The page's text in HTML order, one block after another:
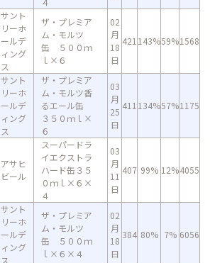
サント
リーホ
ールデ
ィング
ス
ザ・プレミア
ム・モルツ
缶 ５００ｍ
ｌ×６
02
月
18
日
421 143%59%1568
サント
リーホ
ールデ
ィング
ス
ザ・プレミア
ム・モルツ香
るエール缶
３５０ｍｌ×
６
03
月
25
日
411 134%57%1175
アサヒ
ビール
スーパードラ
イエクストラ
ハード缶３５
０ｍｌ×６×
４
03
月
11
日
407 99% 12%4055
サント
リーホ
ールデ
ィング
ス
ザ・プレミア
ム・モルツ
缶 ５００ｍ
ｌ×６×４
02
月
18
日
384 80% 7% 6056